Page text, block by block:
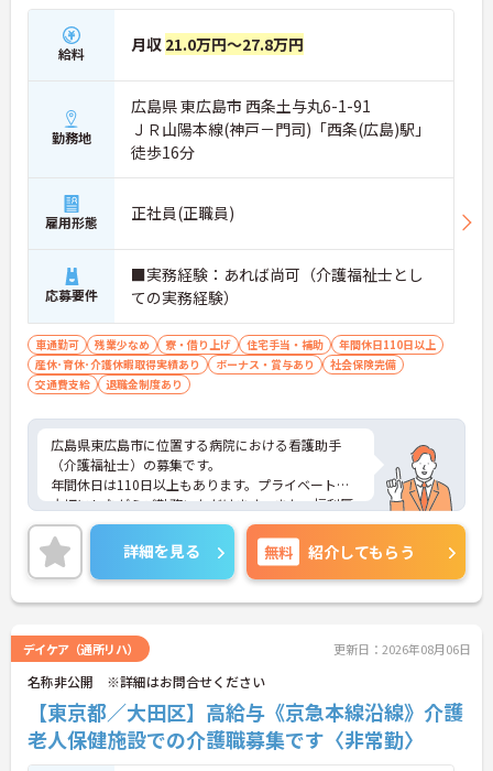
給料 月収 21.0万円～27.8万円
勤務地
広島県 東広島市 西条土与丸6-1-91
ＪＲ山陽本線(神戸－門司)「西条(広島)駅」
徒歩16分
雇用形態 正社員(正職員)
応募要件
■実務経験：あれば尚可（介護福祉士とし
ての実務経験）
車通勤可 残業少なめ 寮・借り上げ 住宅手当・補助
年間休日110日以上
産休･育休･介護休暇取得実績あり
ボーナス・賞与あり
社会保険完備
交通費支給
退職金制度あり
広島県東広島市に位置する病院における看護助手
（介護福祉士）の募集です。
年間休日は110日以上もあります。プライベートを
大切にしながらご勤務いただけます。また、福利厚
生が充実しています。働きやすい環境が整ってお
り、安心して長くご勤務いただけます。
ご興味のある方には、面接対策ポイントなど、さら
に詳細をご案内しますのでお気軽にご相談くださ
い！
詳細を見る 無料 紹介してもらう
デイケア（通所リハ） 更新日：2026年08月06日
名称非公開 ※詳細はお問合せください
【東京都／大田区】高給与《京急本線沿線》介護
老人保健施設での介護職募集です〈非常勤〉